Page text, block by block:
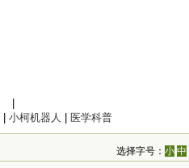
小柯机器人 医学科普
选择字号：小 中